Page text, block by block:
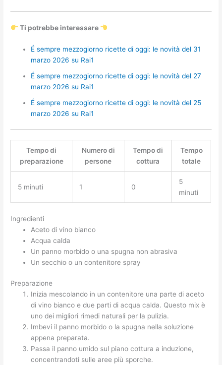
Ti potrebbe interessare
É sempre mezzogiorno ricette di oggi: le novità del 31
marzo 2026 su Rai1
É sempre mezzogiorno ricette di oggi: le novità del 27
marzo 2026 su Rai1
É sempre mezzogiorno ricette di oggi: le novità del 25
marzo 2026 su Rai1
Tempo di
preparazione
Numero di
persone
Tempo di
cottura
Tempo
totale
5 minuti 1 0
5
minuti
Ingredienti
Aceto di vino bianco
Acqua calda
Un panno morbido o una spugna non abrasiva
Un secchio o un contenitore spray
Preparazione
Inizia mescolando in un contenitore una parte di aceto
di vino bianco e due parti di acqua calda. Questo mix è
uno dei migliori rimedi naturali per la pulizia.
Imbevi il panno morbido o la spugna nella soluzione
appena preparata.
Passa il panno umido sul piano cottura a induzione,
concentrandoti sulle aree più sporche.